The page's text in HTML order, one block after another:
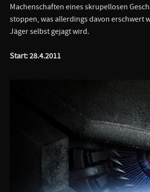
Machenschaften eines skrupellosen
stoppen, was allerdings davon erschwert
Jäger selbst gejagt wird.
Start: 28.4.2011